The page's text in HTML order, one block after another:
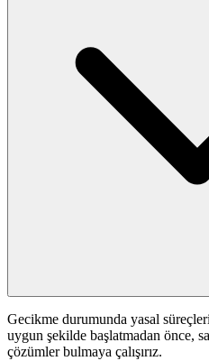
Gecikme durumunda yasal
uygun şekilde başlatmadan önce,
çözümler bulmaya çalışırız.